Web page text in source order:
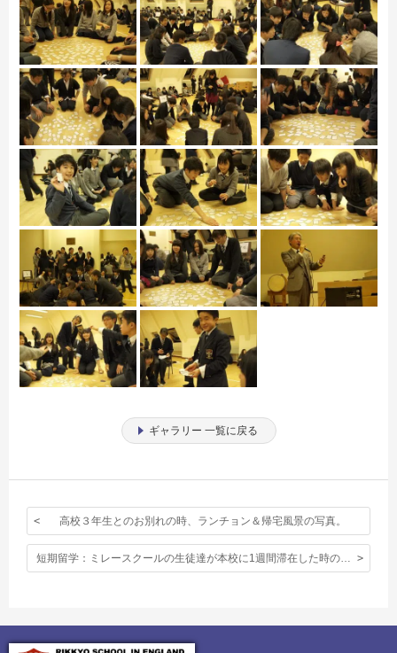
ギャラリー 一覧に戻る
高校３年生とのお別れの時、ランチョン＆帰宅風景の写真。
短期留学：ミレースクールの生徒達が本校に1週間滞在した時の写真。